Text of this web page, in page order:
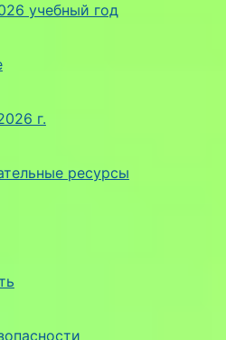
учебный год
г.
ресурсы